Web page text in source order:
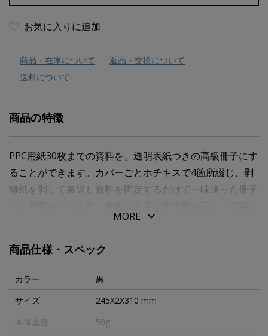
お気に入りに追加
商品・在庫について
返品・交換について
送料について
商品の特徴
PPC用紙30枚までの資料を、透明表紙つきの高級冊子にす
ることができます。カバーごとホチキスで4箇所綴じ、剥
離紙を剥して裏返し資料を固定するだけで一味違った冊子
どの画像も色鮮やかで、資料の顔として充分な存在感をみ
MORE
商品仕様・スペック
カラー
黒
サイズ
245X2X310 mm
本体重量
50g